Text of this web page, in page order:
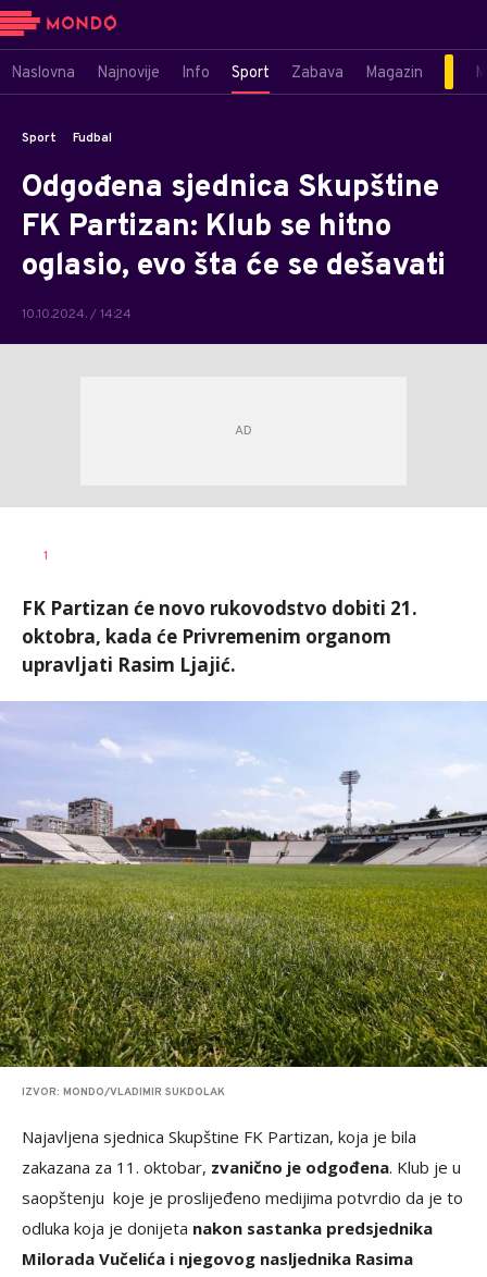
Naslovna Najnovije Info Sport Zabava Magazin
Sport Fudbal
Odgođena sjednica Skupštine
FK Partizan: Klub se hitno
oglasio, evo šta će se dešavati
10.10.2024. / 14:24
AUTOR
1
FK Partizan će novo rukovodstvo dobiti 21.
oktobra, kada će Privremenim organom
upravljati Rasim Ljajić.
IZVOR: MONDO/VLADIMIR SUKDOLAK
Najavljena sjednica Skupštine FK Partizan, koja je bila
zakazana za 11. oktobar, zvanično je odgođena. Klub je u
saopštenju koje je proslijeđeno medijima potvrdio da je to
odluka koja je donijeta nakon sastanka predsjednika
Milorada Vučelića i njegovog nasljednika Rasima